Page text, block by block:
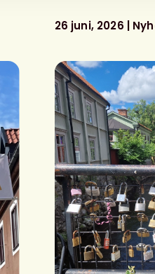
26 juni, 2026